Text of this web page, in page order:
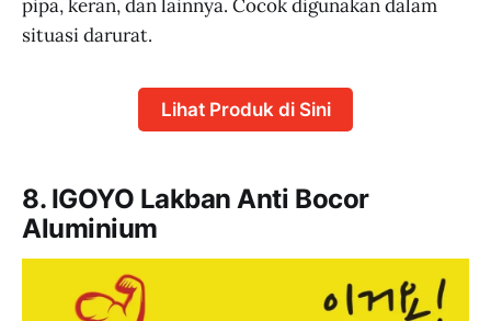
pipa, keran, dan lainnya. Cocok digunakan dalam
situasi darurat.
Lihat Produk di Sini
8. IGOYO Lakban Anti Bocor
Aluminium